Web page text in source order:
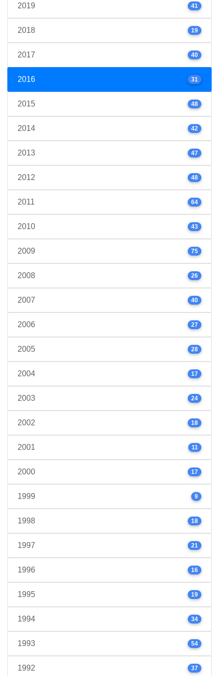
2019 41
2018 19
2017 40
2016 31
2015 48
2014 42
2013 47
2012 48
2011 64
2010 43
2009 75
2008 26
2007 40
2006 27
2005 28
2004 17
2003 24
2002 18
2001 11
2000 17
1999 9
1998 18
1997 21
1996 16
1995 19
1994 34
1993 54
1992 37